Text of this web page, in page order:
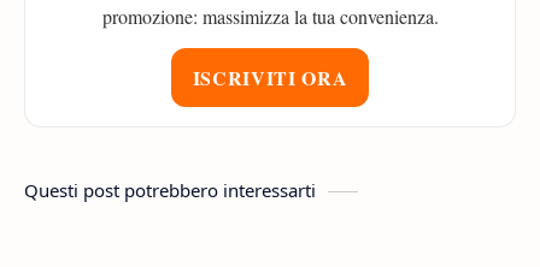
promozione: massimizza la tua convenienza.
ISCRIVITI ORA
Questi post potrebbero interessarti